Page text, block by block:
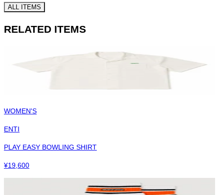
ALL ITEMS
RELATED ITEMS
WOMEN'S
ENTI
PLAY EASY BOWLING SHIRT
¥19,600